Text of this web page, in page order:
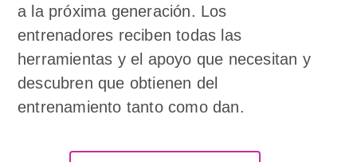
a la próxima generación. Los
entrenadores reciben todas las
herramientas y el apoyo que necesitan y
descubren que obtienen del
entrenamiento tanto como dan.